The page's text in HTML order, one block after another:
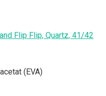
Flip Flip, Quartz, 41/42
(EVA)